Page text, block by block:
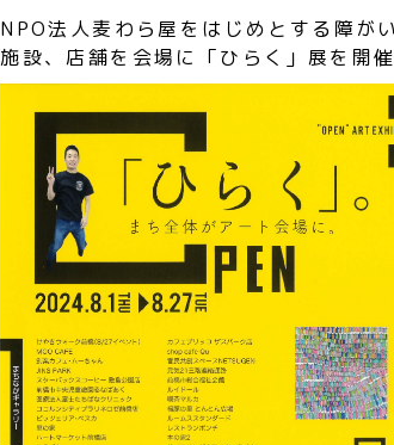
NPO法人麦わら屋をはじめとする障
施設、店舗を会場に「ひらく」展を開催